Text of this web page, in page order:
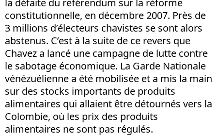
la défaite du référendum sur la réforme
constitutionnelle, en décembre 2007. Près de
3 millions d’électeurs chavistes se sont alors
abstenus. C’est à la suite de ce revers que
Chavez a lancé une campagne de lutte contre
le sabotage économique. La Garde Nationale
vénézuélienne a été mobilisée et a mis la main
sur des stocks importants de produits
alimentaires qui allaient être détournés vers la
Colombie, où les prix des produits
alimentaires ne sont pas régulés.